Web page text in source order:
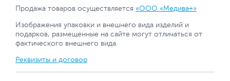
Продажа товаров осуществляется «ООО «Медива+»
Изображения упаковки и внешнего вида изделий и
подарков, размещенные на сайте могут отличаться от
фактического внешнего вида.
Реквизиты и договор